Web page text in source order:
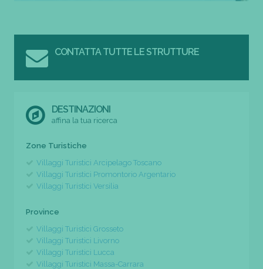
CONTATTA TUTTE LE STRUTTURE
DESTINAZIONI
affina la tua ricerca
Zone Turistiche
Villaggi Turistici Arcipelago Toscano
Villaggi Turistici Promontorio Argentario
Villaggi Turistici Versilia
Province
Villaggi Turistici Grosseto
Villaggi Turistici Livorno
Villaggi Turistici Lucca
Villaggi Turistici Massa-Carrara